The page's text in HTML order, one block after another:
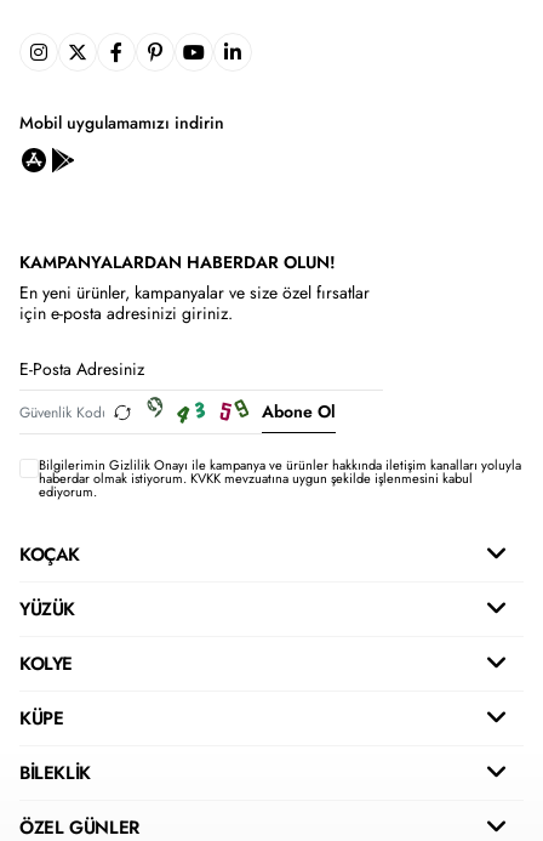
Mobil uygulamamızı indirin
KAMPANYALARDAN HABERDAR OLUN!
En yeni ürünler, kampanyalar ve size özel fırsatlar
için e-posta adresinizi giriniz.
Abone Ol
Bilgilerimin Gizlilik Onayı ile kampanya ve ürünler hakkında iletişim kanalları yoluyla
haberdar olmak istiyorum.KVKK mevzuatına uygun şekilde işlenmesini kabul
ediyorum.
KOÇAK
YÜZÜK
KOLYE
KÜPE
BİLEKLİK
ÖZEL GÜNLER